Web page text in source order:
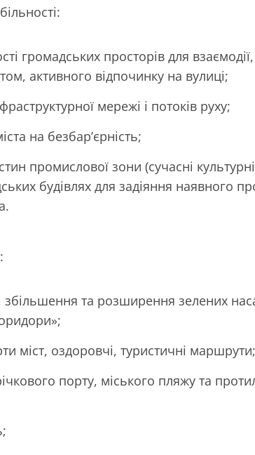
громадських просторів для взаємодії,
активного відпочинку на вулиці;
мережі і потоків руху;
на безбар’єрність;
промислової зони (сучасні
будівлях для задіяння наявного
збільшення та розширення зелених
міст, оздоровчі, туристичні маршрути;
порту, міського пляжу та